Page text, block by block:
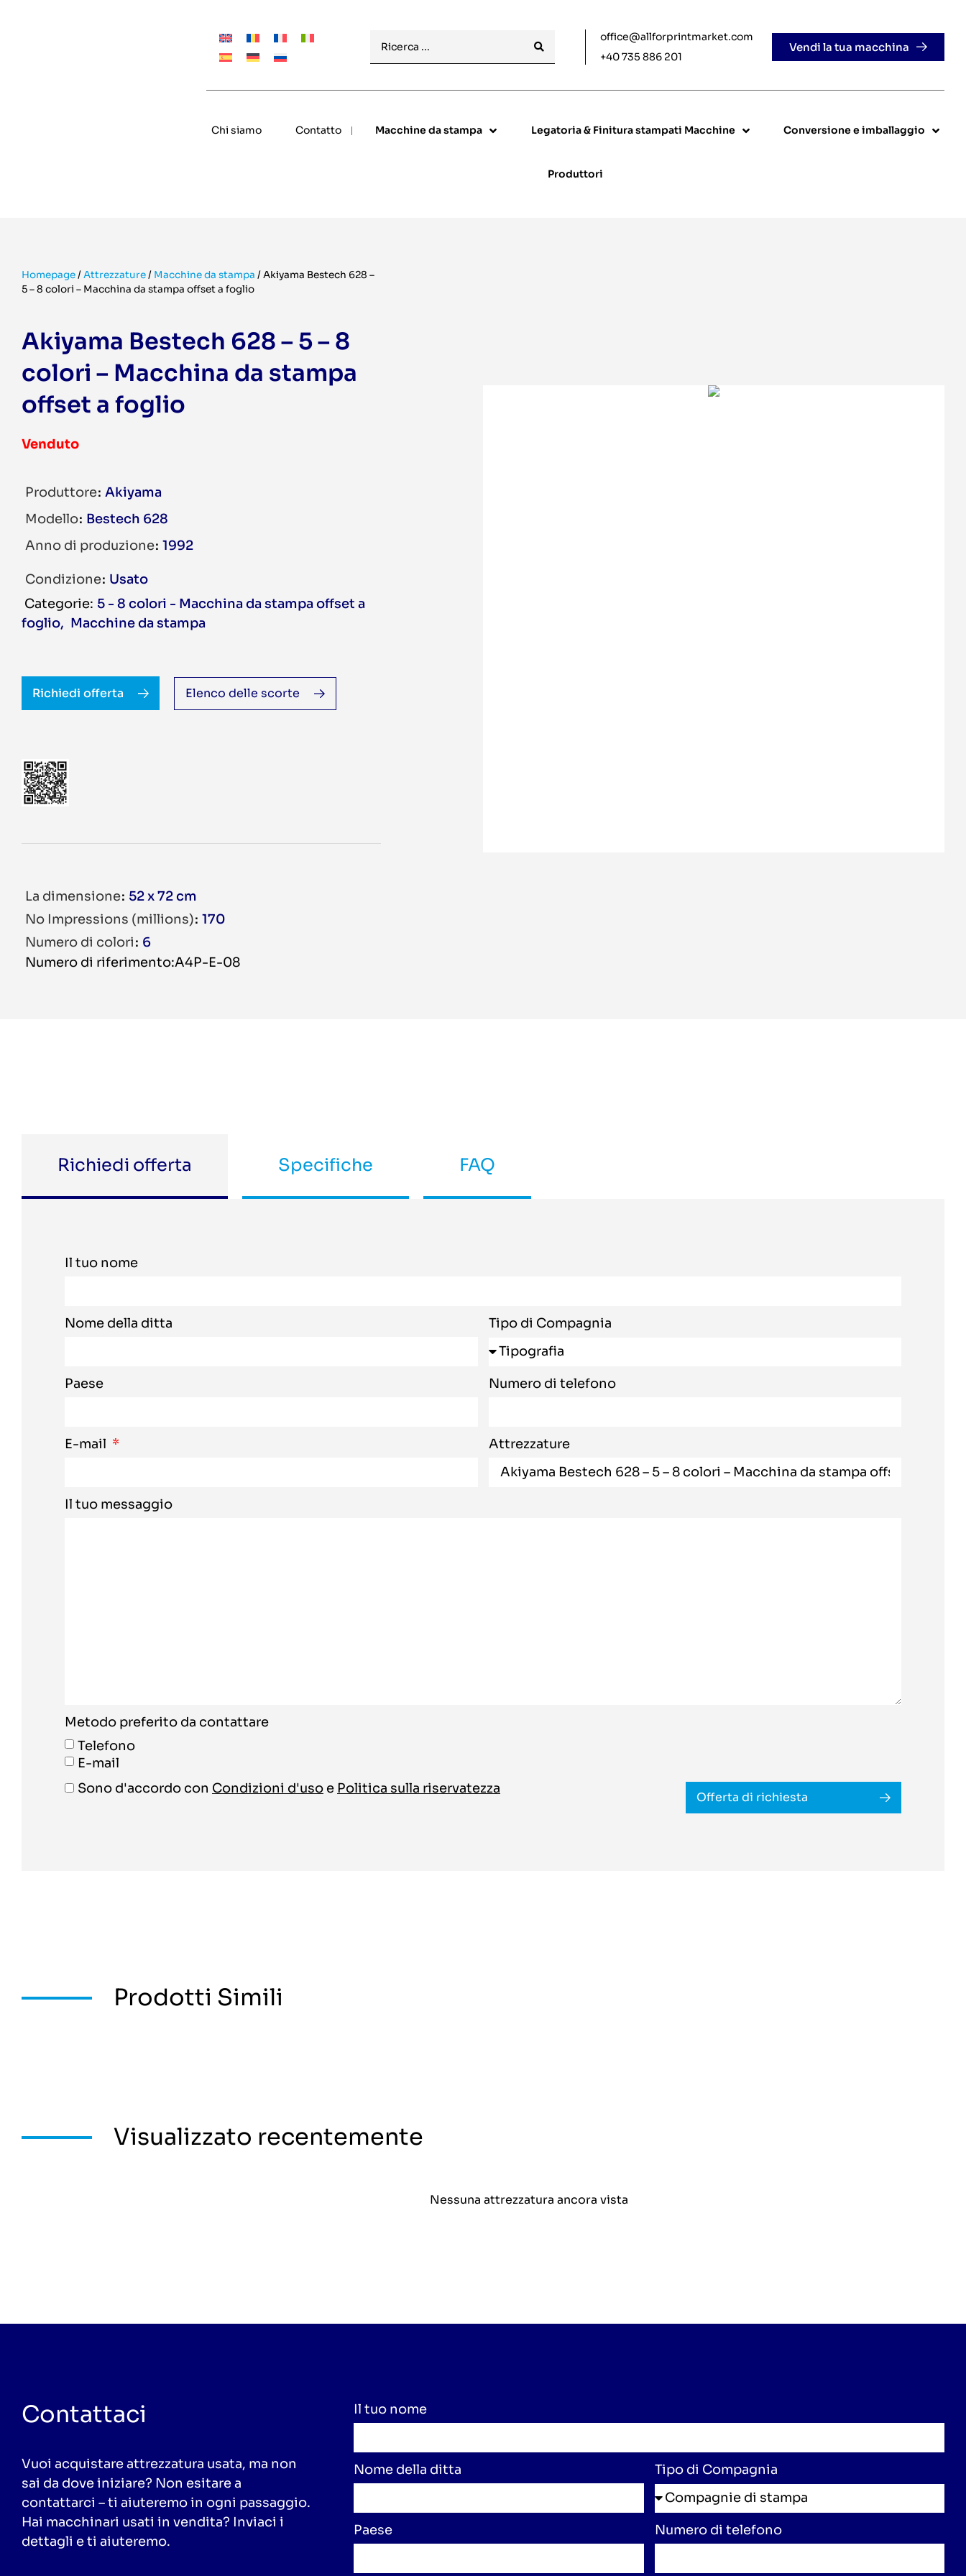
office@allforprintmarket.com
+40 735 886 201
Vendi la tua macchina
Chi siamo Contatto Macchine da stampa Legatoria & Finitura stampati Macchine Conversione e imballaggio
Produttori
Homepage/Attrezzature/ Macchine da stampa /Akiyama Bestech 628 –
5 – 8 colori – Macchina da stampa offset a foglio
Akiyama Bestech 628 – 5 – 8
colori – Macchina da stampa
offset a foglio
Venduto
Produttore Akiyama
Modello Bestech 628
Anno di produzione 1992
Condizione Usato
5 - 8 colori - Macchina da stampa offset a
foglio
Macchine da stampa
Richiedi offerta Elenco delle scorte
La dimensione 52 x 72 cm
No Impressions (millions) 170
Numero di colori 6
Numero di riferimento:A4P-E-08
Richiedi offerta Specifiche FAQ
Il tuo nome
Nome della ditta Tipo di Compagnia
Paese Numero di telefono
E-mail Attrezzature
Il tuo messaggio
Metodo preferito da contattare
Telefono
E-mail
Sono d'accordo con Condizioni d'uso e Politica sulla riservatezza
Offerta di richiesta
Prodotti Simili
Visualizzato recentemente
Nessuna attrezzatura ancora vista
Contattaci
Vuoi acquistare attrezzatura usata, ma non
sai da dove iniziare? Non esitare a
contattarci – ti aiuteremo in ogni passaggio.
Hai macchinari usati in vendita? Inviaci i
dettagli e ti aiuteremo.
Il tuo nome
Nome della ditta Tipo di Compagnia
Paese Numero di telefono